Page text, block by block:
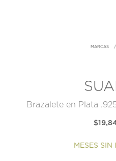
MARCAS
Brazalete en Plata
MESES SIN